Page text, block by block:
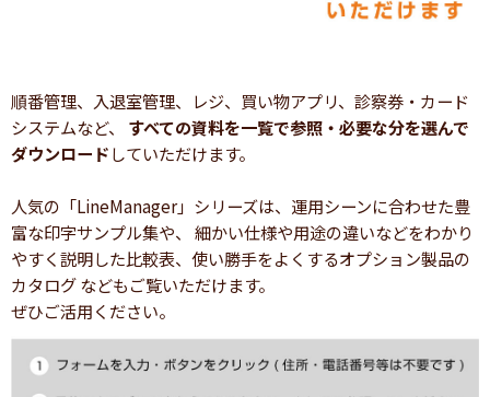
順番管理、入退室管理、レジ、買い物アプリ、診察券・カード
システムなど、 すべての資料を一覧で参照・必要な分を選んで
ダウンロードしていただけます。
人気の「LineManager」シリーズは、運用シーンに合わせた豊
富な印字サンプル集や、 細かい仕様や用途の違いなどをわかり
やすく説明した比較表、使い勝手をよくするオプション製品の
カタログ などもご覧いただけます。
ぜひご活用ください。